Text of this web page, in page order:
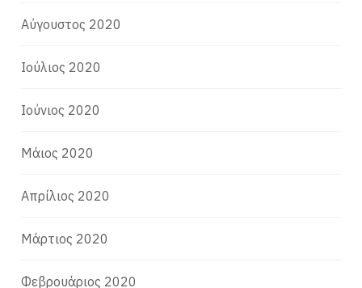
Αύγουστος 2020
Ιούλιος 2020
Ιούνιος 2020
Μάιος 2020
Απρίλιος 2020
Μάρτιος 2020
Φεβρουάριος 2020